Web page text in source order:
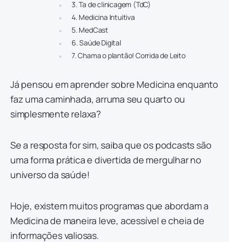
3. Ta de clinicagem (TdC)
4. Medicina Intuitiva
5. MedCast
6. Saúde Digital
7. Chama o plantão! Corrida de Leito
Já pensou em aprender sobre Medicina enquanto
faz uma caminhada, arruma seu quarto ou
simplesmente relaxa?
Se a resposta for sim, saiba que os podcasts são
uma forma prática e divertida de mergulhar no
universo da saúde!
Hoje, existem muitos programas que abordam a
Medicina de maneira leve, acessível e cheia de
informações valiosas.